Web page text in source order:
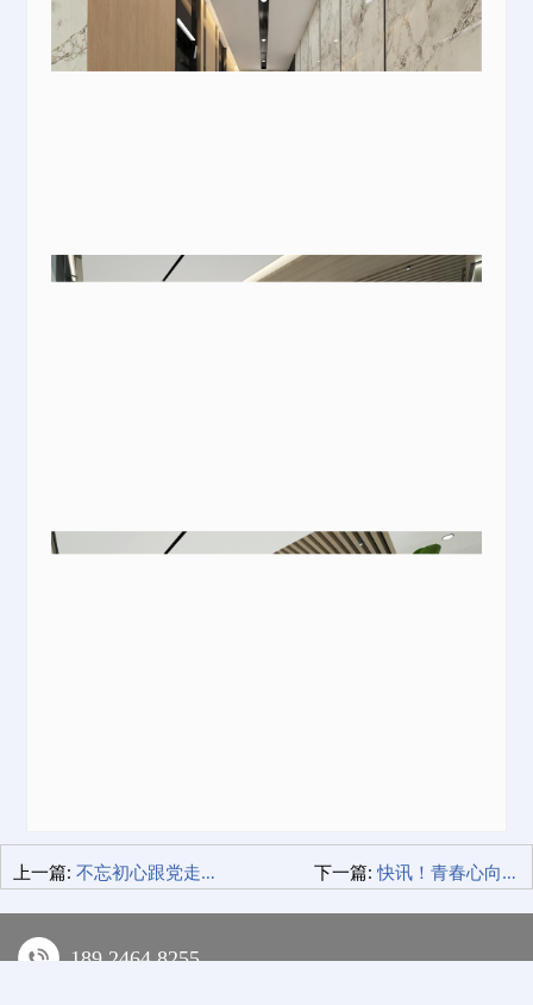
上一篇: 不忘初心跟党走，乘风破浪炼青春—青创园召开第一次团员大会！ 下一篇: 快讯！青春心向党，青创园“青年之家”揭牌仪式圆满举行！
189 2464 8255